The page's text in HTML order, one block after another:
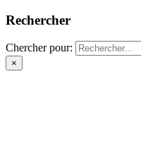
Rechercher
Chercher pour:
×